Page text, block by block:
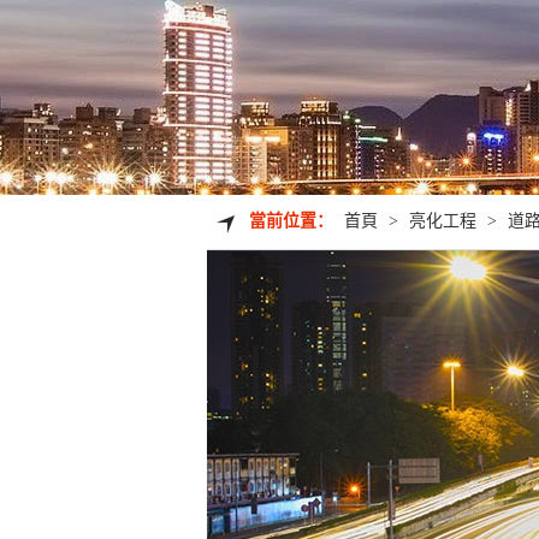
當前位置： 首頁 > 亮化工程 > 道